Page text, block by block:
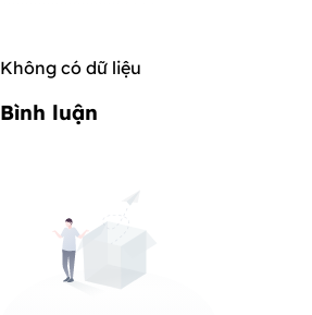
Không có dữ liệu
Bình luận